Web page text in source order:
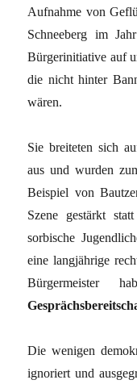
Aufnahme von
Schneeberg im
Bürgerinitiative auf
die nicht hinter
wären.
Sie breiteten sich
aus und wurden
Beispiel von
Szene gestärkt
sorbische
eine langjährige
Bürgermeister
Die wenigen
ignoriert und